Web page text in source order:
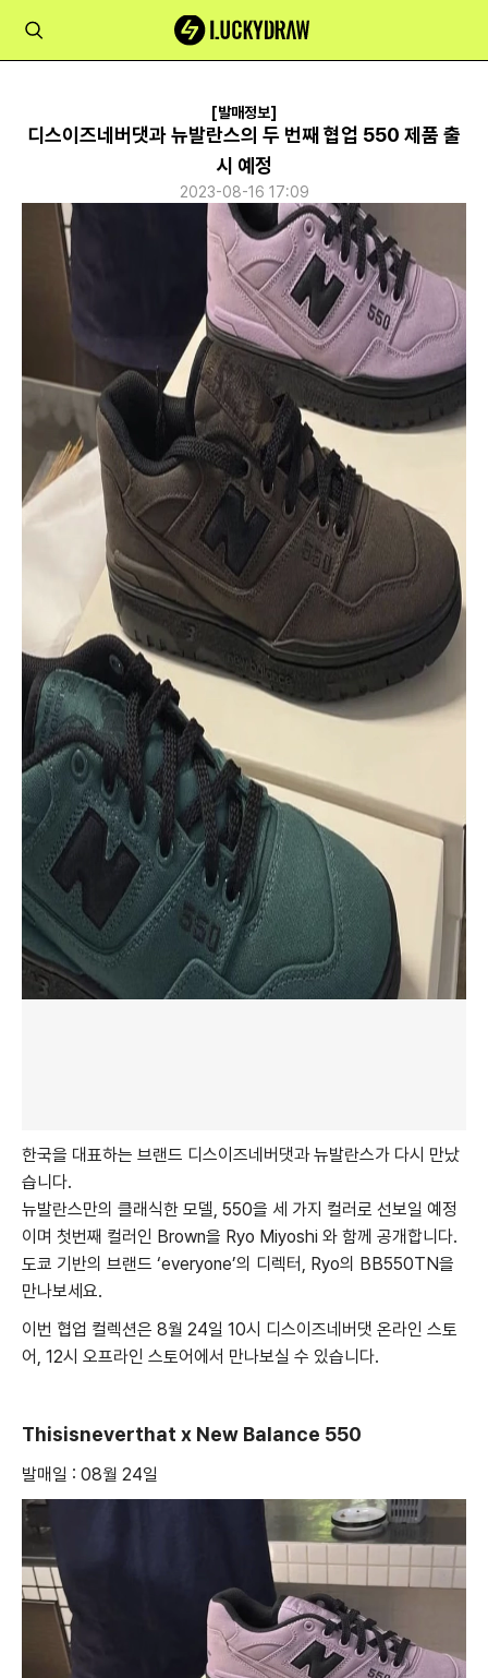
[발매정보]
디스이즈네버댓과 뉴발란스의 두 번째 협업 550 제품 출
시 예정
2023-08-16 17:09
한국을 대표하는 브랜드 디스이즈네버댓과 뉴발란스가 다시 만났
습니다.
뉴발란스만의 클래식한 모델, 550을 세 가지 컬러로 선보일 예정
이며 첫번째 컬러인 Brown을 Ryo Miyoshi 와 함께 공개합니다.
도쿄 기반의 브랜드 ‘everyone’의 디렉터, Ryo의 BB550TN을
만나보세요.
이번 협업 컬렉션은 8월 24일 10시 디스이즈네버댓 온라인 스토
어, 12시 오프라인 스토어에서 만나보실 수 있습니다.
Thisisneverthat x New Balance 550
발매일 : 08월 24일